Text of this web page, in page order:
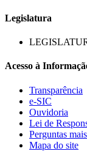
Legislatura
Acesso à
Transparência
e-SIC
Ouvidoria
Lei de
Perguntas
Mapa do site